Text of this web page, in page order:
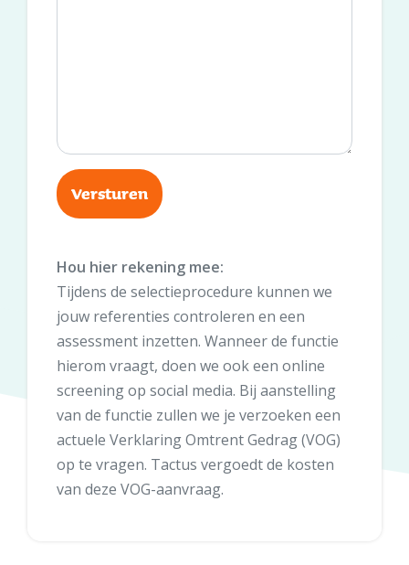
Hou hier rekening mee:
Tijdens de selectieprocedure kunnen we
jouw referenties controleren en een
assessment inzetten. Wanneer de functie
hierom vraagt, doen we ook een online
screening op social media. Bij aanstelling
van de functie zullen we je verzoeken een
actuele Verklaring Omtrent Gedrag (VOG)
op te vragen. Tactus vergoedt de kosten
van deze VOG-aanvraag.